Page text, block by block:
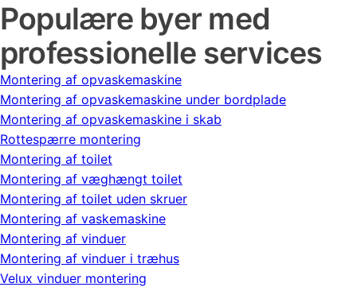
Populære byer med
professionelle services
Montering af opvaskemaskine
Montering af opvaskemaskine under bordplade
Montering af opvaskemaskine i skab
Rottespærre montering
Montering af toilet
Montering af væghængt toilet
Montering af toilet uden skruer
Montering af vaskemaskine
Montering af vinduer
Montering af vinduer i træhus
Velux vinduer montering